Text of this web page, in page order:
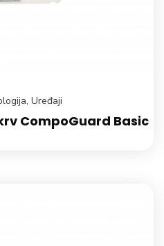
, Uređaji
CompoGuard Basic